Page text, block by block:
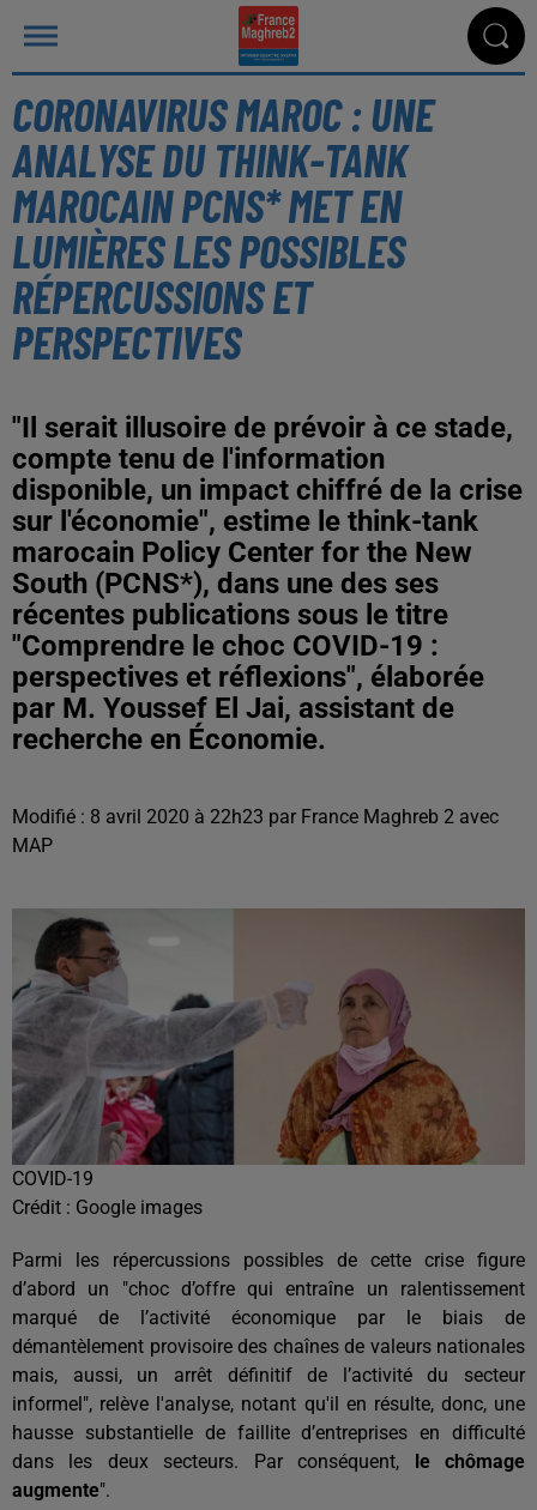
CORONAVIRUS MAROC : UNE
ANALYSE DU THINK-TANK
MAROCAIN PCNS* MET EN
LUMIÈRES LES POSSIBLES
RÉPERCUSSIONS ET
PERSPECTIVES
"Il serait illusoire de prévoir à ce stade,
compte tenu de l'information
disponible, un impact chiffré de la crise
sur l'économie", estime le think-tank
marocain Policy Center for the New
South (PCNS*), dans une des ses
récentes publications sous le titre
"Comprendre le choc COVID-19 :
perspectives et réflexions", élaborée
par M. Youssef El Jai, assistant de
recherche en Économie.
Modifié : 8 avril 2020 à 22h23 par France Maghreb 2 avec
MAP
COVID-19
Crédit : Google images
Parmi les répercussions possibles de cette crise figure
d’abord un "choc d’offre qui entraîne un ralentissement
marqué de l’activité économique par le biais de
démantèlement provisoire des chaînes de valeurs nationales
mais, aussi, un arrêt définitif de l’activité du secteur
informel", relève l'analyse, notant qu'il en résulte, donc, une
hausse substantielle de faillite d’entreprises en difficulté
dans les deux secteurs. Par conséquent, le chômage
augmente".